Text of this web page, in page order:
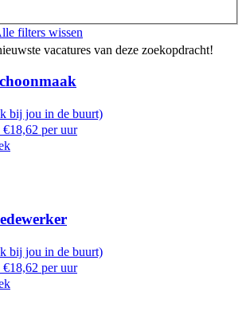
filters wissen
vacatures van deze zoekopdracht!
bij jou in de buurt)
€18,62 per uur
bij jou in de buurt)
€18,62 per uur